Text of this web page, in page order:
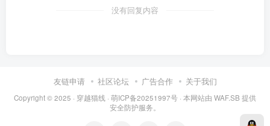
没有回复内容
友链申请 社区论坛 广告合作 关于我们
Copyright © 2025 · 穿越猫线 · 萌ICP备20251997号 · 本网站由 WAF.SB 提供
安全防护服务。